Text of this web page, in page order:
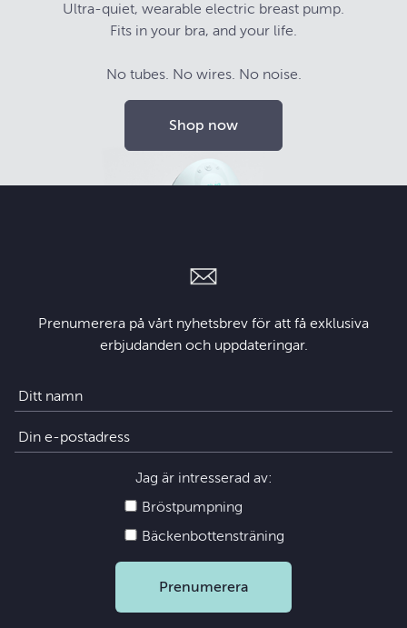
Ultra-quiet, wearable electric breast pump.
Fits in your bra, and your life.
No tubes. No wires. No noise.
Shop now
Prenumerera på vårt nyhetsbrev för att få exklusiva
erbjudanden och uppdateringar.
Jag är intresserad av:
Bröstpumpning
Bäckenbottensträning
Prenumerera